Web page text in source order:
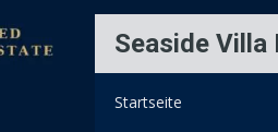
Seaside Villa
Startseite